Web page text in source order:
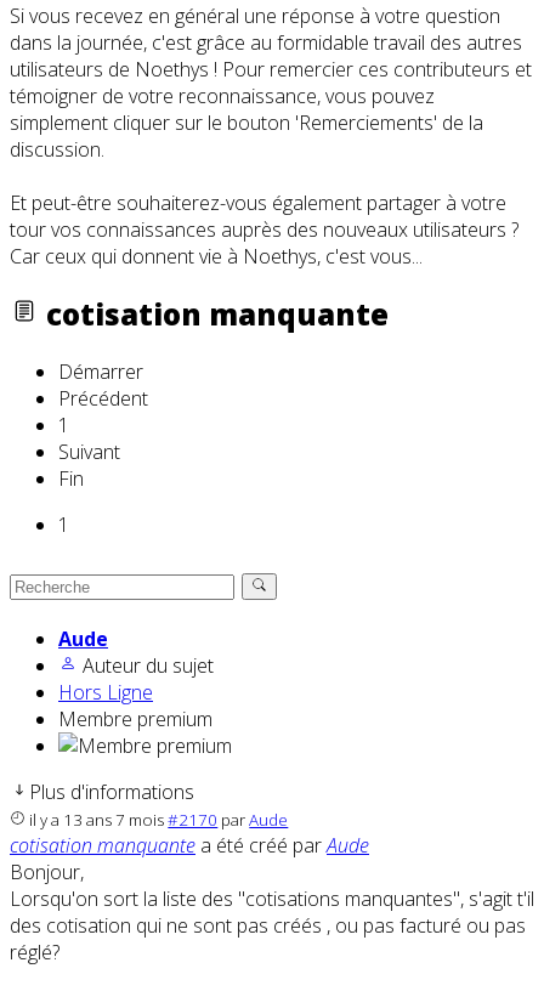
Si vous recevez en général une réponse à votre question
dans la journée, c'est grâce au formidable travail des autres
utilisateurs de Noethys ! Pour remercier ces contributeurs et
témoigner de votre reconnaissance, vous pouvez
simplement cliquer sur le bouton 'Remerciements' de la
discussion.
Et peut-être souhaiterez-vous également partager à votre
tour vos connaissances auprès des nouveaux utilisateurs ?
Car ceux qui donnent vie à Noethys, c'est vous...
cotisation manquante
Démarrer
Précédent
1
Suivant
Fin
1
Aude
Auteur du sujet
Hors Ligne
Membre premium
Plus d'informations
il y a 13 ans 7 mois#2170 parAude
cotisation manquante a été créé parAude
Bonjour,
Lorsqu'on sort la liste des "cotisations manquantes", s'agit t'il
des cotisation qui ne sont pas créés , ou pas facturé ou pas
réglé?